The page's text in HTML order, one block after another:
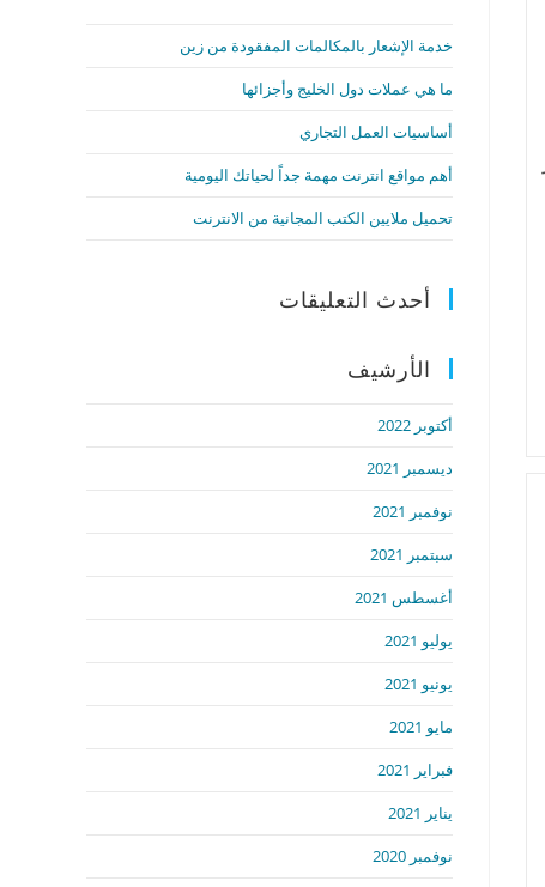
خدمة الإشعار بالمكالمات المفقودة من زين
ما هي عملات دول الخليج وأجزائها
أساسيات العمل التجاري
أهم مواقع انترنت مهمة جداً لحياتك اليومية
تحميل ملايين الكتب المجانية من الانترنت
أحدث التعليقات
الأرشيف
أكتوبر 2022
ديسمبر 2021
نوفمبر 2021
سبتمبر 2021
أغسطس 2021
يوليو 2021
يونيو 2021
مايو 2021
فبراير 2021
يناير 2021
نوفمبر 2020